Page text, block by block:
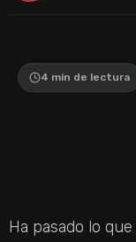
4 min de lectura
Ha pasado lo